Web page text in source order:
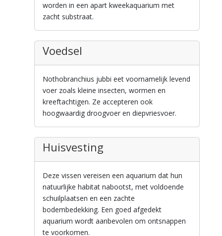
worden in een apart kweekaquarium met
zacht substraat.
Voedsel
Nothobranchius jubbi eet voornamelijk levend
voer zoals kleine insecten, wormen en
kreeftachtigen. Ze accepteren ook
hoogwaardig droogvoer en diepvriesvoer.
Huisvesting
Deze vissen vereisen een aquarium dat hun
natuurlijke habitat nabootst, met voldoende
schuilplaatsen en een zachte
bodembedekking. Een goed afgedekt
aquarium wordt aanbevolen om ontsnappen
te voorkomen.